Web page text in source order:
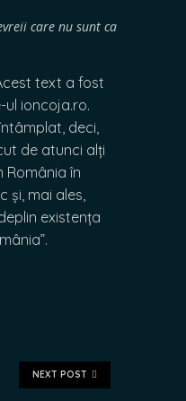
care nu sunt ca
Acest text a fost
ul ioncoja.ro.
deci,
de atunci alți
România în
și, mai ales,
existența
NEXT POST